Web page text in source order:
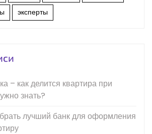
эксперты
– как делится квартира при
знать?
лучший банк для оформления